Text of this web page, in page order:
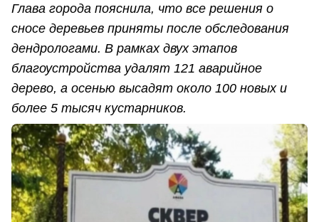
Глава города пояснила, что все решения о
сносе деревьев приняты после обследования
дендрологами. В рамках двух этапов
благоустройства удалят 121 аварийное
дерево, а осенью высадят около 100 новых и
более 5 тысяч кустарников.